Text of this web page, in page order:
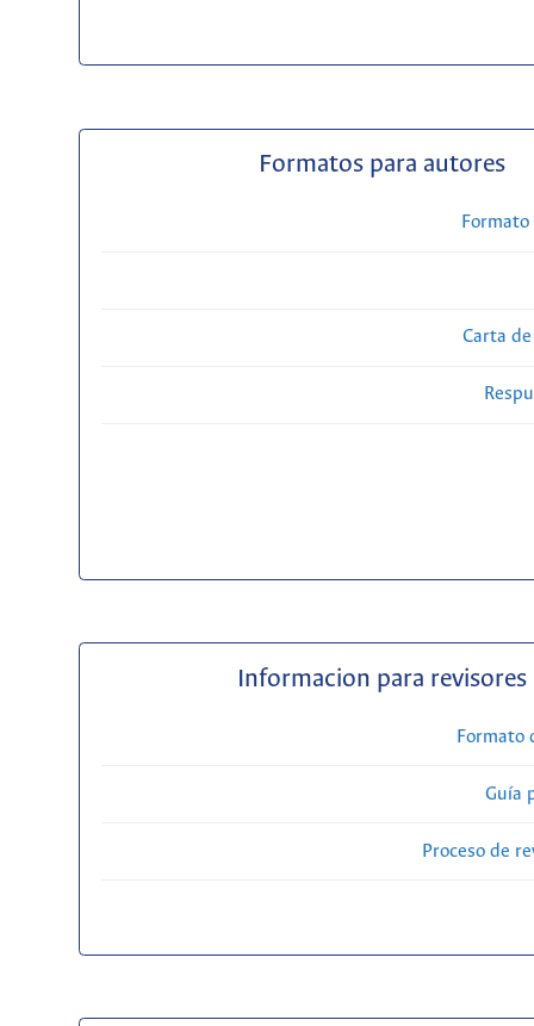
Formatos para autores
Carta
Informacion para revisores
Formato
Guía
Proceso de